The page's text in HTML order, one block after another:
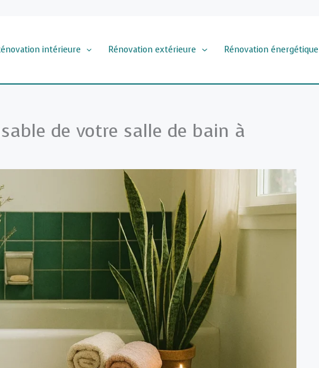
intérieure Rénovation extérieure Rénovation énergétique
de votre salle de bain à